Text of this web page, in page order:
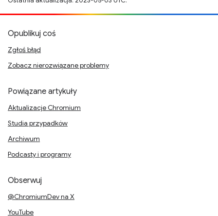
Opublikuj coś
Zgłoś błąd
Zobacz nierozwiązane problemy
Powiązane artykuły
Aktualizacje Chromium
Studia przypadków
Archiwum
Podcasty i programy
Obserwuj
@ChromiumDev na X
YouTube